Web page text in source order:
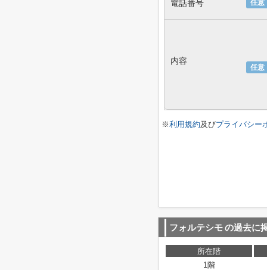
任意
電話番号
任意
内容
※利用規約及びプライバシー
フォルテシモの過去に
所在階
1階